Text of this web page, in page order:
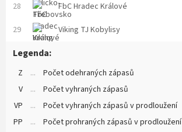
28
FbC Hradec Králové
29
Viking TJ Kobylisy
Legenda:
Z ...
Počet odehraných zápasů
V
...
Počet vyhraných zápasů
VP
...
Počet vyhraných zápasů v prodloužení
PP
...
Počet prohraných zápasů v prodloužení